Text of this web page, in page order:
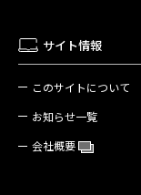
サイト情報
このサイトについて
お知らせ一覧
会社概要